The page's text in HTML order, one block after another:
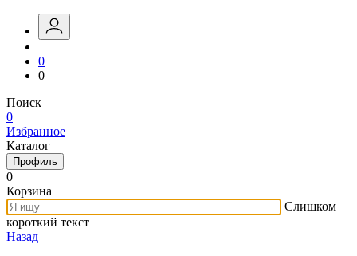
0
0
Поиск
0
Избранное
Каталог
Профиль
0
Корзина
Слишком
короткий текст
Назад